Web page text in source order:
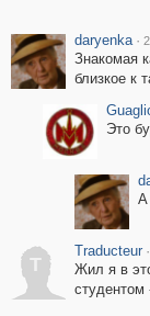
daryenka ·
Знакомая
близкое к
Это
А
T
Traducteur ·
Жил я в
студентом